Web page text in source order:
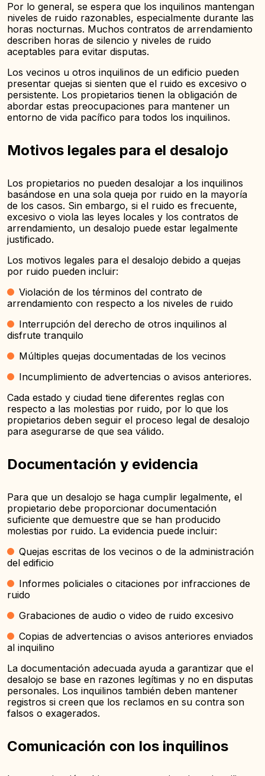
Por lo general, se espera que los inquilinos mantengan
niveles de ruido razonables, especialmente durante las
horas nocturnas. Muchos contratos de arrendamiento
describen horas de silencio y niveles de ruido
aceptables para evitar disputas.
Los vecinos u otros inquilinos de un edificio pueden
presentar quejas si sienten que el ruido es excesivo o
persistente. Los propietarios tienen la obligación de
abordar estas preocupaciones para mantener un
entorno de vida pacífico para todos los inquilinos.
Motivos legales para el desalojo
Los propietarios no pueden desalojar a los inquilinos
basándose en una sola queja por ruido en la mayoría
de los casos. Sin embargo, si el ruido es frecuente,
excesivo o viola las leyes locales y los contratos de
arrendamiento, un desalojo puede estar legalmente
justificado.
Los motivos legales para el desalojo debido a quejas
por ruido pueden incluir:
Violación de los términos del contrato de
arrendamiento con respecto a los niveles de ruido
Interrupción del derecho de otros inquilinos al
disfrute tranquilo
Múltiples quejas documentadas de los vecinos
Incumplimiento de advertencias o avisos anteriores.
Cada estado y ciudad tiene diferentes reglas con
respecto a las molestias por ruido, por lo que los
propietarios deben seguir el proceso legal de desalojo
para asegurarse de que sea válido.
Documentación y evidencia
Para que un desalojo se haga cumplir legalmente, el
propietario debe proporcionar documentación
suficiente que demuestre que se han producido
molestias por ruido. La evidencia puede incluir:
Quejas escritas de los vecinos o de la administración
del edificio
Informes policiales o citaciones por infracciones de
ruido
Grabaciones de audio o video de ruido excesivo
Copias de advertencias o avisos anteriores enviados
al inquilino
La documentación adecuada ayuda a garantizar que el
desalojo se base en razones legítimas y no en disputas
personales. Los inquilinos también deben mantener
registros si creen que los reclamos en su contra son
falsos o exagerados.
Comunicación con los inquilinos